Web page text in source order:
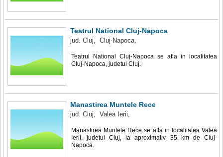
Teatrul National Cluj-Napoca
jud. Cluj, Cluj-Napoca,
Teatrul National Cluj-Napoca se afla in localitatea
Cluj-Napoca, judetul Cluj.
Manastirea Muntele Rece
jud. Cluj, Valea Ierii,
Manastirea Muntele Rece se afla in localitatea Valea
Ierii, judetul Cluj, la aproximativ 35 km de Cluj-
Napoca.